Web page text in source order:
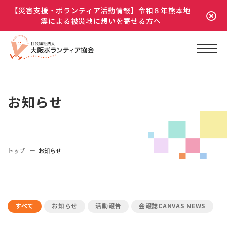
【災害支援・ボランティア活動情報】令和８年熊本地
震による被災地に想いを寄せる方へ
お知らせ
トップ お知らせ
すべて お知らせ 活動報告 会報誌CANVAS NEWS